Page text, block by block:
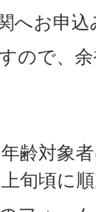
へお申
ので、
齢対象
旬頃に